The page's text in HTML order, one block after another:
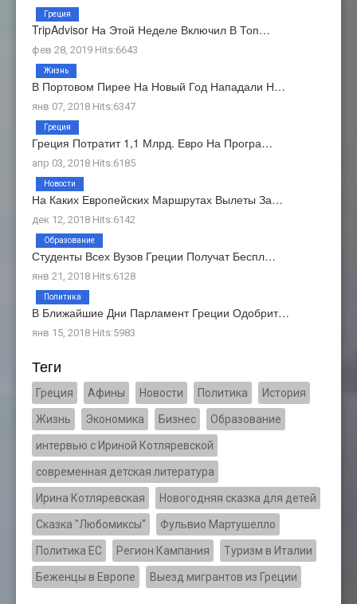
TripAdvisor На Этой Неделе Включил В Топ…
фев 28, 2019 Hits:6643
Греция
В Портовом Пирее На Новый Год Нападали Н…
янв 07, 2018 Hits:6347
Жизнь
Греция Потратит 1,1 Млрд. Евро На Програ…
апр 03, 2018 Hits:6185
Греция
На Каких Европейских Маршрутах Вылеты За…
дек 12, 2018 Hits:6142
Новости
Студенты Всех Вузов Греции Получат Беспл…
янв 21, 2018 Hits:6128
Образование
В Ближайшие Дни Парламент Греции Одобрит…
янв 15, 2018 Hits:5983
Политика
Теги
Греция Афины Новости Политика История
Жизнь Экономика Бизнес Образование
интервью с Ириной Котляревской
современная детская литература
Ирина Котляревская Новогодняя сказка для детей
Сказка "Любомиксы" Фульвио Мартушелло
Политика ЕС Регион Кампания Туризм в Италии
Беженцы в Европе Выезд мигрантов из Греции